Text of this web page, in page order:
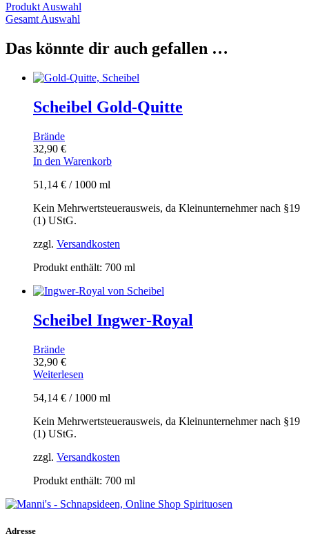
Produkt Auswahl
Gesamt Auswahl
Das könnte dir auch gefallen …
Scheibel Gold-Quitte
Brände
32,90 €
In den Warenkorb
51,14 € / 1000 ml
Kein Mehrwertsteuerausweis, da Kleinunternehmer nach §19
(1) UStG.
zzgl. Versandkosten
Produkt enthält: 700 ml
Scheibel Ingwer-Royal
Brände
32,90 €
Weiterlesen
54,14 € / 1000 ml
Kein Mehrwertsteuerausweis, da Kleinunternehmer nach §19
(1) UStG.
zzgl. Versandkosten
Produkt enthält: 700 ml
Adresse